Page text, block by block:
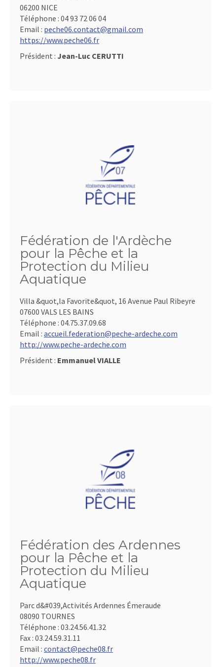
06200 NICE
Téléphone : 04 93 72 06 04
Email : peche06.contact@gmail.com
https://www.peche06.fr
Président : Jean-Luc CERUTTI
Fédération de l'Ardèche
pour la Pêche et la
Protection du Milieu
Aquatique
Villa &quot,la Favorite&quot, 16 Avenue Paul Ribeyre
07600 VALS LES BAINS
Téléphone : 04.75.37.09.68
Email : accueil.federation@peche-ardeche.com
http://www.peche-ardeche.com
Président : Emmanuel VIALLE
Fédération des Ardennes
pour la Pêche et la
Protection du Milieu
Aquatique
Parc d&#039,Activités Ardennes Émeraude
08090 TOURNES
Téléphone : 03.24.56.41.32
Fax : 03.24.59.31.11
Email : contact@peche08.fr
http://www.peche08.fr